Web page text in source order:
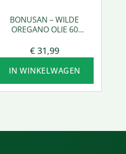
BONUSAN – WILDE
OREGANO OLIE 60
€31,99
IN WINKELWAGEN